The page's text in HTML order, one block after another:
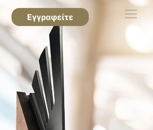
Εγγραφείτε